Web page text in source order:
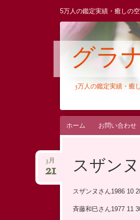
5万人の鑑定実績・癒しの
グラ
5万人の鑑定実績・癒
コ
ン
ホーム お問い合わせ
スザン
3月
21
スザンヌさん1986 10
斉藤和巳さん1977 11